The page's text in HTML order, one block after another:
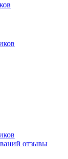
отзывы